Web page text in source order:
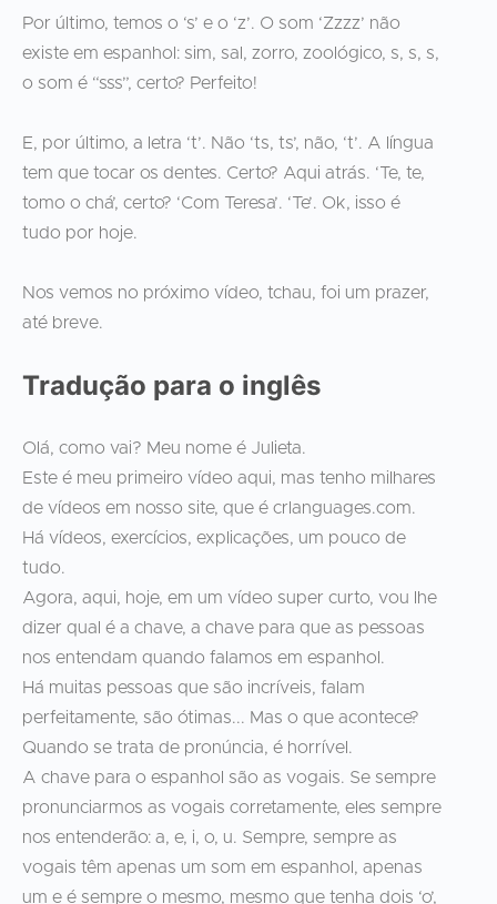
Por último, temos o ‘s’ e o ‘z’. O som ‘Zzzz’ não
existe em espanhol: sim, sal, zorro, zoológico, s, s, s,
o som é “sss”, certo? Perfeito!
E, por último, a letra ‘t’. Não ‘ts, ts’, não, ‘t’. A língua
tem que tocar os dentes. Certo? Aqui atrás. ‘Te, te,
tomo o chá’, certo? ‘Com Teresa’. ‘Te’. Ok, isso é
tudo por hoje.
Nos vemos no próximo vídeo, tchau, foi um prazer,
até breve.
Tradução para o inglês
Olá, como vai? Meu nome é Julieta.
Este é meu primeiro vídeo aqui, mas tenho milhares
de vídeos em nosso site, que é crlanguages.com.
Há vídeos, exercícios, explicações, um pouco de
tudo.
Agora, aqui, hoje, em um vídeo super curto, vou lhe
dizer qual é a chave, a chave para que as pessoas
nos entendam quando falamos em espanhol.
Há muitas pessoas que são incríveis, falam
perfeitamente, são ótimas... Mas o que acontece?
Quando se trata de pronúncia, é horrível.
A chave para o espanhol são as vogais. Se sempre
pronunciarmos as vogais corretamente, eles sempre
nos entenderão: a, e, i, o, u. Sempre, sempre as
vogais têm apenas um som em espanhol, apenas
um e é sempre o mesmo, mesmo que tenha dois ‘o’,